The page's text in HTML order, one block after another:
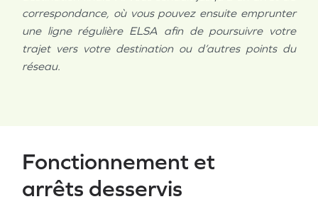
correspondance, où vous pouvez ensuite emprunter
une ligne régulière ELSA afin de poursuivre votre
trajet vers votre destination ou d’autres points du
réseau.
Fonctionnement et
arrêts desservis